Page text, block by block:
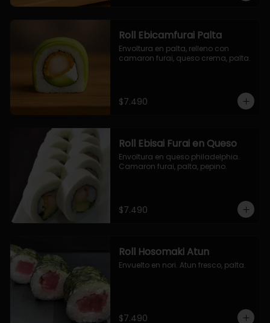
Roll Ebicamfurai Palta
Envoltura en palta, relleno con
camaron furai, queso crema, palta.
$7.490
Roll Ebisai Furai en Queso
Envoltura en queso philadelphia.
Camaron furai, palta, pepino.
$7.490
Roll Hosomaki Atun
Envuelto en nori. Atun fresco, palta.
$7.490